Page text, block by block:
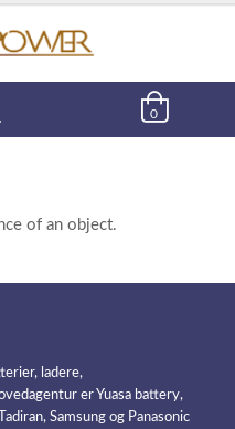
0
of an object.
ladere,
er Yuasa battery,
Samsung og Panasonic